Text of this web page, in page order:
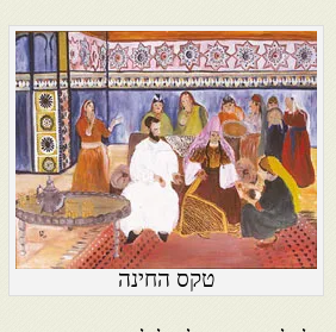
טקס החינה